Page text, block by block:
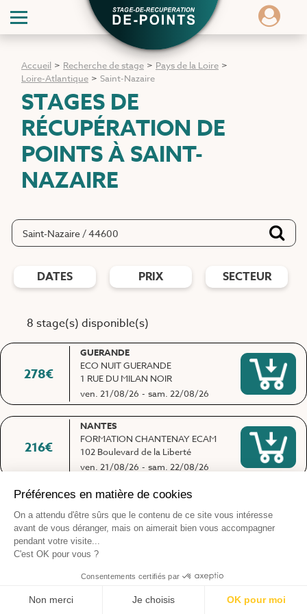
Accueil > Recherche de stage > Pays de la Loire >
Loire-Atlantique > Saint-Nazaire
STAGES DE
RÉCUPÉRATION DE
POINTSÀ SAINT-
NAZAIRE
DATES PRIX SECTEUR
8 stage(s) disponible(s)
278€
GUERANDE
ECO NUIT GUERANDE
1 RUE DU MILAN NOIR
ven. 21/08/26 - sam. 22/08/26
216€
NANTES
FORMATION CHANTENAY ECAM
102 Boulevard de la Liberté
ven. 21/08/26 - sam. 22/08/26
295€
REDON
MAPAR
2 rue Claude Chantebel
ven. 28/08/26
256€
GUERANDE
1 RUE DU MILAN NOIR